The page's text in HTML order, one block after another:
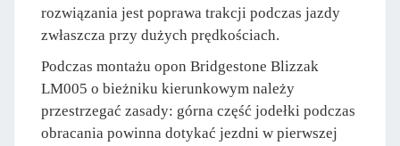
rozwiązania jest poprawa trakcji podczas jazdy
zwłaszcza przy dużych prędkościach.
Podczas montażu opon Bridgestone Blizzak
LM005 o bieżniku kierunkowym należy
przestrzegać zasady: górna część jodełki podczas
obracania powinna dotykać jezdni w pierwszej